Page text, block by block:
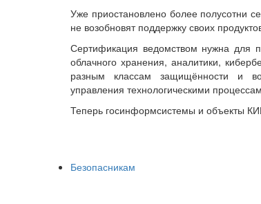
Уже приостановлено более полусотни
не возобновят поддержку своих
Сертификация ведомством нужна для
облачного хранения, аналитики,
разным классам защищённости и
управления технологическими
Теперь госинформсистемы и объекты
Безопасникам